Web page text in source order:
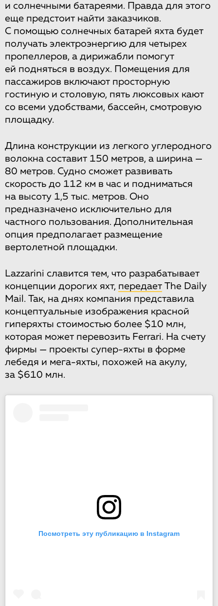
и солнечными батареями. Правда для этого
еще предстоит найти заказчиков.
С помощью солнечных батарей яхта будет
получать электроэнергию для четырех
пропеллеров, а дирижабли помогут
ей подняться в воздух. Помещения для
пассажиров включают просторную
гостиную и столовую, пять люксовых кают
со всеми удобствами, бассейн, смотровую
площадку.
Длина конструкции из легкого углеродного
волокна составит 150 метров, а ширина —
80 метров. Судно сможет развивать
скорость до 112 км в час и подниматься
на высоту 1,5 тыс. метров. Оно
предназначено исключительно для
частного пользования. Дополнительная
опция предполагает размещение
вертолетной площадки.
Lazzarini славится тем, что разрабатывает
концепции дорогих яхт, передает The Daily
Mail. Так, на днях компания представила
концептуальные изображения красной
гиперяхты стоимостью более $10 млн,
которая может перевозить Ferrari. На счету
фирмы — проекты супер-яхты в форме
лебедя и мега-яхты, похожей на акулу,
за $610 млн.
Посмотреть эту публикацию в Instagram